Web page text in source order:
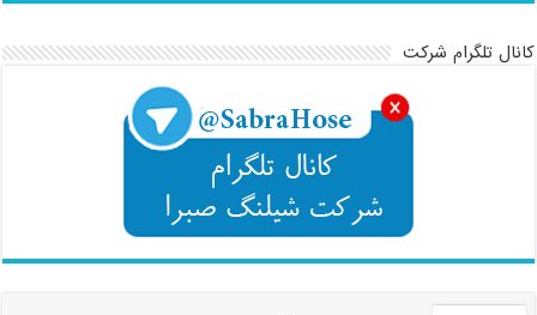
کانال تلگرام شرکت